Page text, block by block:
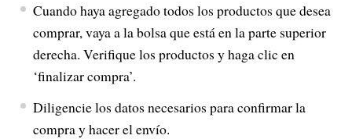
Cuando haya agregado todos los productos que desea
comprar, vaya a la bolsa que está en la parte superior
derecha. Verifique los productos y haga clic en
‘finalizar compra’.
Diligencie los datos necesarios para confirmar la
compra y hacer el envío.